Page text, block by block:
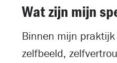
Wat zijn mijn
Binnen mijn
zelfbeeld,